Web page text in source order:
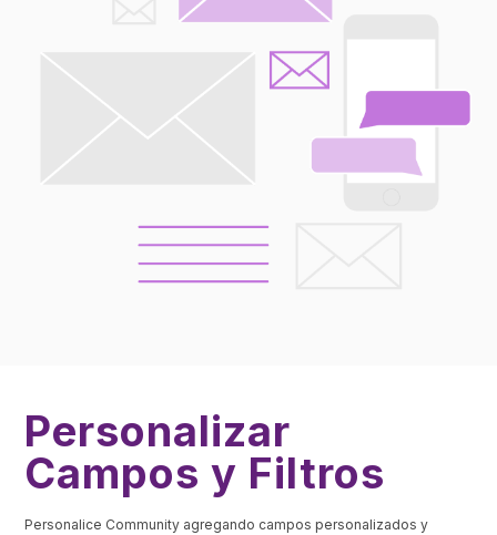
Personalizar
Campos y Filtros
Personalice Community agregando campos personalizados y